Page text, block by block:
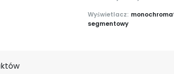
Wyświetlacz:
segmentowy